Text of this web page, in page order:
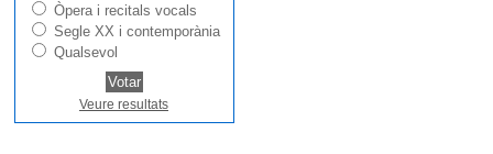
Òpera i recitals vocals
Segle XX i contemporània
Qualsevol
Veure resultats